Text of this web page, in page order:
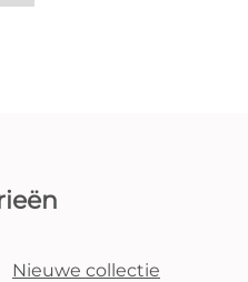
Nieuwe collectie